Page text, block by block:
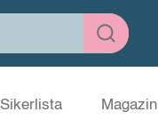
Sikerlista Magazin